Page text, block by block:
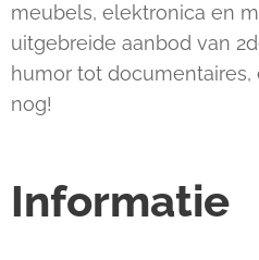
meubels, elektronica en
uitgebreide aanbod van
humor tot documentaires,
nog!
Informatie